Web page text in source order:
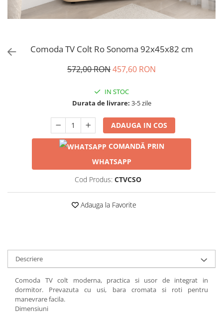
Comoda TV Colt Ro Sonoma 92x45x82 cm
572,00 RON457,60 RON
IN STOC
Durata de livrare: 3-5 zile
ADAUGA IN COS
COMANDĂ PRIN
WHATSAPP
Cod Produs: CTVCSO
Adauga la Favorite
Descriere
Comoda TV colt moderna, practica si usor de integrat in
dormitor. Prevazuta cu usi, bara cromata si roti pentru
manevrare facila.
Dimensiuni